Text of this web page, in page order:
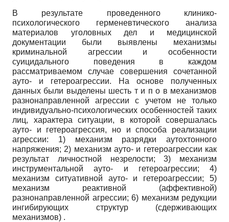
В результате проведенного клинико-
психологического герменевтического анализа
материалов уголовных дел и медицинской
документации были выявлены механизмы
криминальной агрессии и особенности
суицидального поведения в каждом
рассматриваемом случае совершения сочетанной
ауто- и гетероагрессии. На основе полученных
данных были выделены шесть т и п о в механизмов
разнонаправленной агрессии с учетом не только
индивидуально-психологических особенностей таких
лиц, характера ситуации, в которой совершалась
ауто- и гетероагрессия, но и способа реализации
агрессии: 1) механизм разрядки аутохтонного
напряжения; 2) механизм ауто- и гетероагрессии как
результат личностной незрелости; 3) механизм
инструментальной ауто- и гетероагрессии; 4)
механизм ситуативной ауто- и гетероагрессии; 5)
механизм реактивной (аффективной)
разнонаправленной агрессии; 6) механизм редукции
ингибирующих структур (сдерживающих
механизмов) .